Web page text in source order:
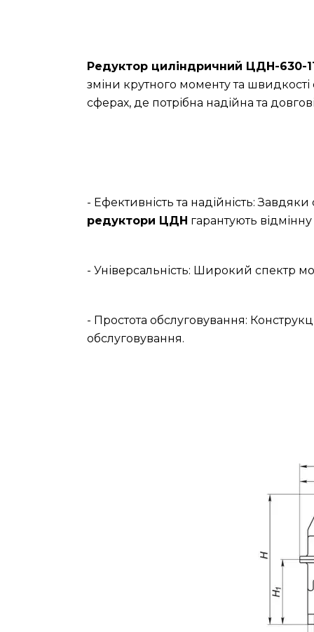
Редуктор циліндричний ЦДН-630-
зміни крутного моменту та
сферах, де потрібна надійна та
- Ефективність та надійність:
редуктори ЦДН гарантують
- Універсальність: Широкий спектр
- Простота обслуговування:
обслуговування.